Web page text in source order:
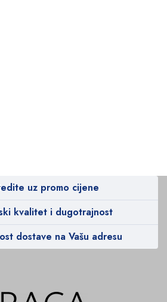
uz promo cijene
kvalitet i dugotrajnost
dostave na Vašu adresu